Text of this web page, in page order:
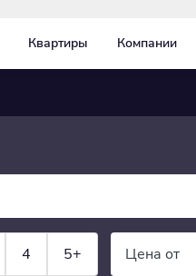
Квартиры Компании
4 5+ Цена от